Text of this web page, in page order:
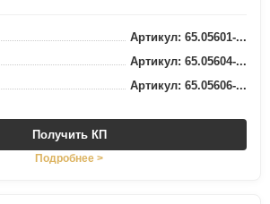
Артикул: 65.05601-...
Артикул: 65.05604-...
Артикул: 65.05606-...
Получить КП
Подробнее >